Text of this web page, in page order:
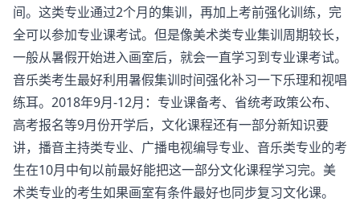
间。这类专业通过2个月的集训，再加上考前强化训练，完
全可以参加专业课考试。但是像美术类专业集训周期较长，
一般从暑假开始进入画室后，就会一直学习到专业课考试。
音乐类考生最好利用暑假集训时间强化补习一下乐理和视唱
练耳。2018年9月-12月：专业课备考、省统考政策公布、
高考报名等9月份开学后，文化课程还有一部分新知识要
讲，播音主持类专业、广播电视编导专业、音乐类专业的考
生在10月中旬以前最好能把这一部分文化课程学习完。美
术类专业的考生如果画室有条件最好也同步复习文化课。